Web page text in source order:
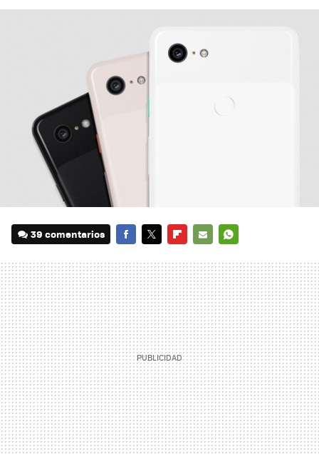
39 comentarios
MAIL